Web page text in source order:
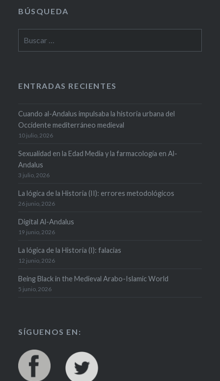
BÚSQUEDA
ENTRADAS RECIENTES
Cuando al-Andalus impulsaba la historia urbana del
Occidente mediterráneo medieval
10 julio, 2026
Sexualidad en la Edad Media y la farmacología en Al-
Andalus
3 julio, 2026
La lógica de la Historia (II): errores metodológicos
26 junio, 2026
Digital Al-Andalus
19 junio, 2026
La lógica de la Historia (I): falacias
12 junio, 2026
Being Black in the Medieval Arabo-Islamic World
5 junio, 2026
SÍGUENOS EN: